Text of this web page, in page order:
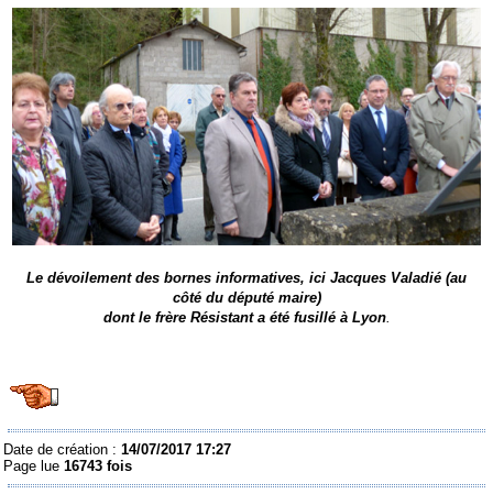
Le dévoilement des bornes informatives, ici Jacques Valadié (au
côté du député maire)
dont le frère Résistant a été fusillé à Lyon.
Date de création :14/07/2017 17:27
Page lue16743 fois